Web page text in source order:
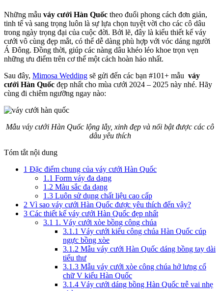
Những mẫu váy cưới Hàn Quốc theo đuổi phong cách đơn giản,
tinh tế và sang trọng luôn là sự lựa chọn tuyệt vời cho các cô dâu
trong ngày trọng đại của cuộc đời. Bởi lẽ, đây là kiểu thiết kế váy
cưới vô cùng đẹp mắt, có thể dễ dàng phù hợp với vóc dáng người
Á Đông. Đồng thời, giúp các nàng dâu khéo léo khoe trọn vẹn
những ưu điểm trên cơ thể một cách hoàn hảo nhất.
Sau đây, Mimosa Wedding sẽ gửi đến các bạn #101+ mẫu váy
cưới Hàn Quốc đẹp nhất cho mùa cưới 2024 – 2025 này nhé. Hãy
cùng đi chiêm ngưỡng ngay nào:
Mẫu váy cưới Hàn Quốc lộng lẫy, xinh đẹp và nổi bật được các cô
dâu yêu thích
Tóm tắt nội dung
1 Đặc điểm chung của váy cưới Hàn Quốc
1.1 Form váy đa dạng
1.2 Màu sắc đa dạng
1.3 Luôn sử dụng chất liệu cao cấp
2 Vì sao váy cưới Hàn Quốc được yêu thích đến vậy?
3 Các thiết kế váy cưới Hàn Quốc đẹp nhất
3.1 1. Váy cưới xòe bồng công chúa
3.1.1 Váy cưới kiểu công chúa Hàn Quốc cúp
ngực bồng xòe
3.1.2 Mẫu váy cưới Hàn Quốc dáng bồng tay dài
tiểu thư
3.1.3 Mẫu váy cưới xòe công chúa hở lưng cổ
chữ V kiểu Hàn Quốc
3.1.4 Váy cưới dáng bồng Hàn Quốc trễ vai nhẹ